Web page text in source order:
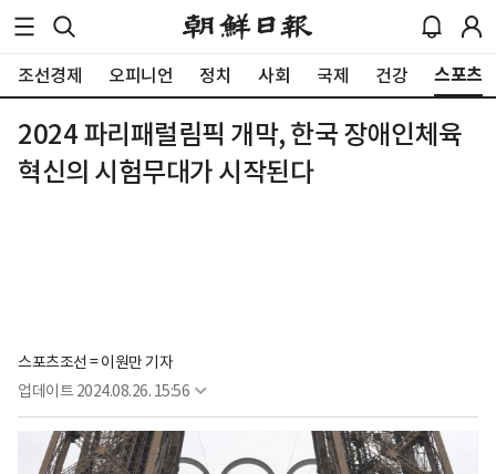
조선경제 오피니언 정치 사회 국제 건강 스포츠
2024 파리패럴림픽 개막, 한국 장애인체육
혁신의 시험무대가 시작된다
스포츠조선 = 이원만 기자
업데이트 2024.08.26. 15:56